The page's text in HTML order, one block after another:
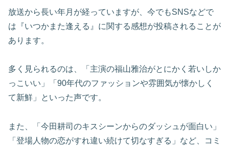
放送から長い年月が経っていますが、今でもSNSなどで
は『いつかまた逢える』に関する感想が投稿されることが
あります。
多く見られるのは、「主演の福山雅治がとにかく若いしか
っこいい」「90年代のファッションや雰囲気が懐かしく
て新鮮」といった声です。
また、「今田耕司のキスシーンからのダッシュが面白い」
「登場人物の恋がすれ違い続けて切なすぎる」など、コミ